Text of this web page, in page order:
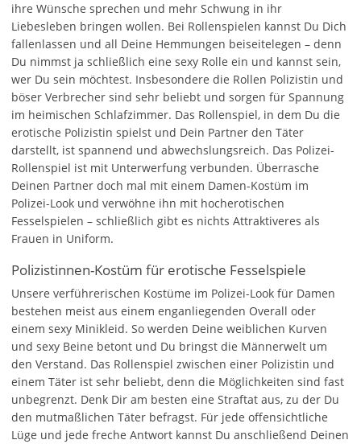
ihre Wünsche sprechen und mehr Schwung in ihr
Liebesleben bringen wollen. Bei Rollenspielen kannst Du Dich
fallenlassen und all Deine Hemmungen beiseitelegen – denn
Du nimmst ja schließlich eine sexy Rolle ein und kannst sein,
wer Du sein möchtest. Insbesondere die Rollen Polizistin und
böser Verbrecher sind sehr beliebt und sorgen für Spannung
im heimischen Schlafzimmer. Das Rollenspiel, in dem Du die
erotische Polizistin spielst und Dein Partner den Täter
darstellt, ist spannend und abwechslungsreich. Das Polizei-
Rollenspiel ist mit Unterwerfung verbunden. Überrasche
Deinen Partner doch mal mit einem Damen-Kostüm im
Polizei-Look und verwöhne ihn mit hocherotischen
Fesselspielen – schließlich gibt es nichts Attraktiveres als
Frauen in Uniform.
Polizistinnen-Kostüm für erotische Fesselspiele
Unsere verführerischen Kostüme im Polizei-Look für Damen
bestehen meist aus einem enganliegenden Overall oder
einem sexy Minikleid. So werden Deine weiblichen Kurven
und sexy Beine betont und Du bringst die Männerwelt um
den Verstand. Das Rollenspiel zwischen einer Polizistin und
einem Täter ist sehr beliebt, denn die Möglichkeiten sind fast
unbegrenzt. Denk Dir am besten eine Straftat aus, zu der Du
den mutmaßlichen Täter befragst. Für jede offensichtliche
Lüge und jede freche Antwort kannst Du anschließend Deinen